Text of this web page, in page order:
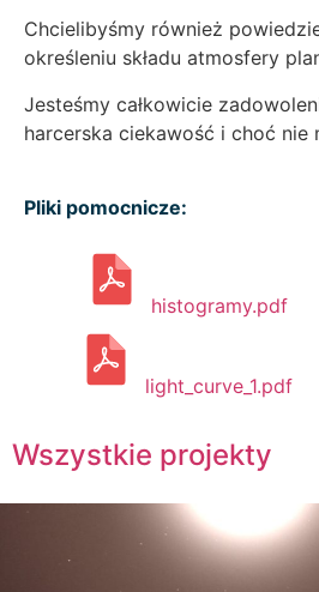
Chcielibyśmy również
określeniu składu atmosfery
Jesteśmy całkowicie
harcerska ciekawość i choć nie
Pliki pomocnicze:
histogramy.pdf
light_curve_1.pdf
Wszystkie projekty